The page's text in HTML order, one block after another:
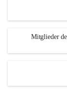
Mitglieder